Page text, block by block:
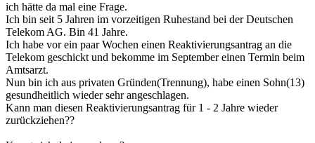
ich hätte da mal eine Frage.
Ich bin seit 5 Jahren im vorzeitigen Ruhestand bei der Deutschen
Telekom AG. Bin 41 Jahre.
Ich habe vor ein paar Wochen einen Reaktivierungsantrag an die
Telekom geschickt und bekomme im September einen Termin beim
Amtsarzt.
Nun bin ich aus privaten Gründen(Trennung), habe einen Sohn(13)
gesundheitlich wieder sehr angeschlagen.
Kann man diesen Reaktivierungsantrag für 1 - 2 Jahre wieder
zurückziehen??